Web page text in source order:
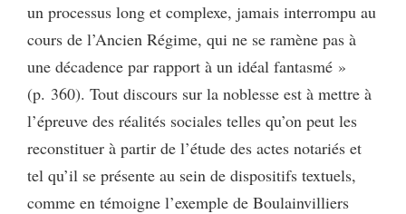
un processus long et complexe, jamais interrompu au
cours de l’Ancien Régime, qui ne se ramène pas à
une décadence par rapport à un idéal fantasmé »
(p. 360). Tout discours sur la noblesse est à mettre à
l’épreuve des réalités sociales telles qu’on peut les
reconstituer à partir de l’étude des actes notariés et
tel qu’il se présente au sein de dispositifs textuels,
comme en témoigne l’exemple de Boulainvilliers